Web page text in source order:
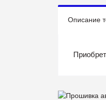
Описание